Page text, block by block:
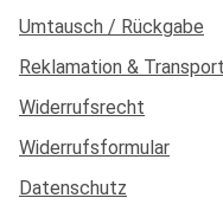
Umtausch / Rückgabe
Reklamation &
Widerrufsrecht
Widerrufsformular
Datenschutz